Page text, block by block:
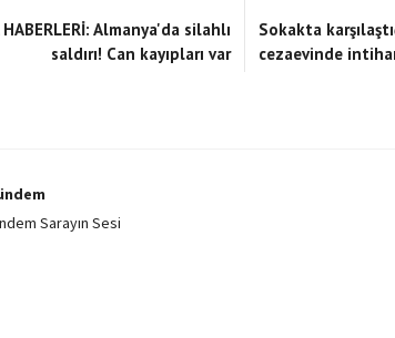
HABERLERİ: Almanya'da silahlı
saldırı! Can kayıpları var
Sokakta
cezaevinde
Sarayın Sesi